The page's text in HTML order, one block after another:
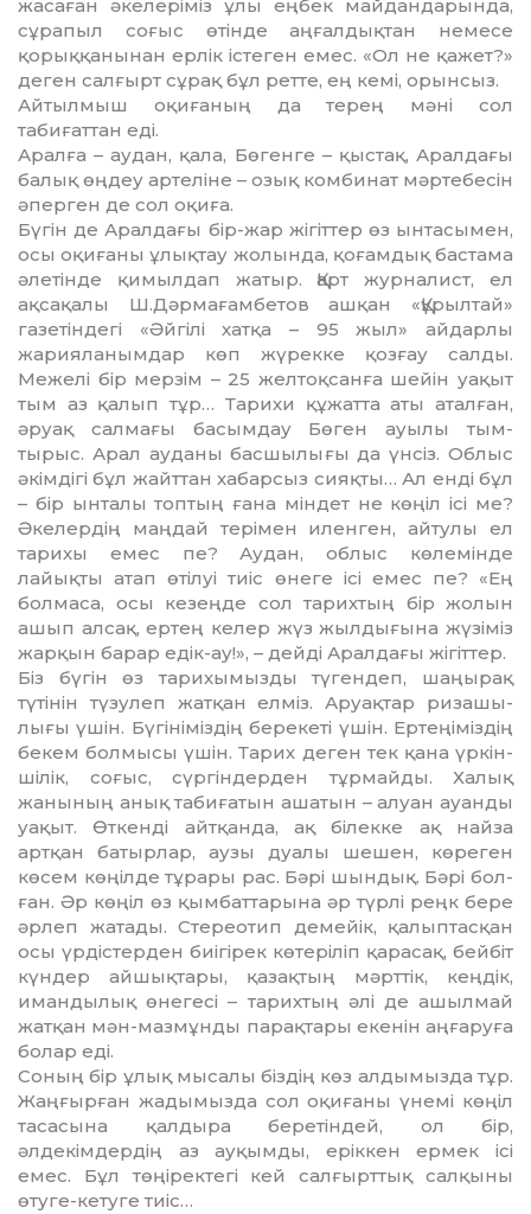
жасаған әкелеріміз ұлы еңбек майдандарында,
сұра­пыл соғыс өтінде аңғалдықтан немесе
қорыққанынан ерлік іс­те­ген емес. «Ол не қажет?»
деген сал­ғырт сұрақ бұл ретте, ең кемі, орынсыз.
Айтылмыш оқиғаның да терең мә­ні сол
табиғаттан еді.
Аралға – аудан, қала, Бөгенге – қыстақ, Аралдағы
балық өңдеу ар­теліне – озық комбинат мәр­те­бе­сін
әперген де сол оқиға.
Бүгін де Аралдағы бір-жар жі­гіттер өз ынтасымен,
осы оқиғаны ұлықтау жолында, қоғамдық бас­та­ма
әлетінде қимылдап жатыр. Қарт журналист, ел
ақсақалы Ш.Дәрмағамбетов ашқан «Құ­рыл­тай»
газетіндегі «Әйгілі хатқа – 95 жыл» айдарлы
жарияланымдар көп жүрекке қозғау салды.
Межелі бір мерзім – 25 желтоқсанға шейін уа­қыт
тым аз қалып тұр… Тарихи құ­­­жат­та аты аталған,
әруақ салмағы басымдау Бөген ауылы тым-
тырыс. Арал ауданы басшылығы да үнсіз. Облыс
әкімдігі бұл жайттан хабарсыз сияқты… Ал енді бұл
– бір ын­та­лы топтың ғана міндет не көңіл ісі ме?
Әкелердің маңдай терімен илен­ген, айтулы ел
тарихы емес пе? Ау­дан, облыс көлемінде
лайықты атап өтілуі тиіс өнеге ісі емес пе? «Ең
болмаса, осы кезеңде сол та­рих­тың бір жолын
ашып алсақ, ер­тең келер жүз жылдығына жүзі­міз
жарқын барар едік-ау!», – дейді Аралдағы жігіттер.
Біз бүгін өз тарихымызды тү­ген­деп, шаңырақ
түтінін түзулеп жат­қан елміз. Аруақтар риза­шы­
лығы үшін. Бүгініміздің берекеті үшін. Ертеңіміздің
бекем болмысы үшін. Тарих деген тек қана үркін­
ші­лік, соғыс, сүргіндерден тұрмай­ды. Халық
жанының анық табиға­тын ашатын – алуан ауанды
уақыт. Өт­кенді айтқанда, ақ білекке ақ найза
артқан батырлар, аузы дуалы шешен, көреген
көсем көңілде тұ­рары рас. Бәрі шындық. Бәрі бол­
ған. Әр көңіл өз қымбаттарына әр­ түрлі реңк бере
әрлеп жатады. Сте­реотип де­мейік, қалыптасқан
осы үрдістерден биігірек көтеріліп қарасақ, бейбіт
күндер айшықтары, қазақтың мәрттік, кеңдік,
иман­ды­лық өнегесі – тарихтың әлі де ашыл­май
жатқан мән-мазмұнды парақтары екенін аңғаруға
болар еді.
Соның бір ұлық мысалы біздің көз алдымызда тұр.
Жаңғырған жа­дымызда сол оқиғаны үнемі көңіл
тасасына қалдыра беретіндей, ол бір,
әлдекімдердің аз ауқымды, еріккен ермек ісі
емес. Бұл төңі­рек­тегі кей салғырттық салқыны
өту­ге-кетуге тиіс…